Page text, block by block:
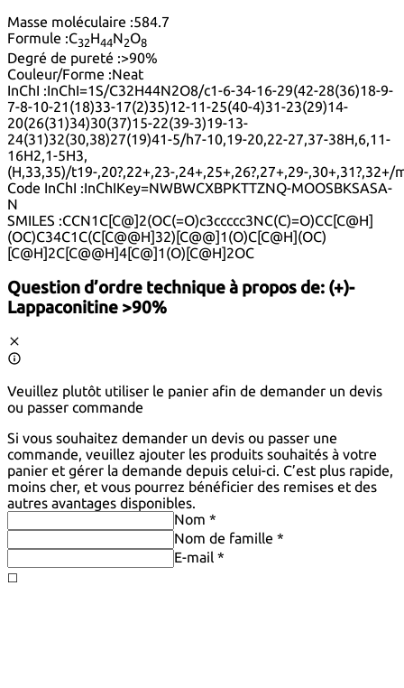
Masse moléculaire :584.7
Formule :C32H44N2O8
Degré de pureté :>90%
Couleur/Forme :Neat
InChI :InChI=1S/C32H44N2O8/c1-6-34-16-29(42-28(36)18-9-
7-8-10-21(18)33-17(2)35)12-11-25(40-4)31-23(29)14-
20(26(31)34)30(37)15-22(39-3)19-13-
24(31)32(30,38)27(19)41-5/h7-10,19-20,22-27,37-38H,6,11-
16H2,1-5H3,
(H,33,35)/t19-,20?,22+,23-,24+,25+,26?,27+,29-,30+,31?,32+/
Code InChI :InChIKey=NWBWCXBPKTTZNQ-MOOSBKSASA-
N
SMILES :CCN1C[C@]2(OC(=O)c3ccccc3NC(C)=O)CC[C@H]
(OC)C34C1C(C[C@@H]32)[C@@]1(O)C[C@H](OC)
[C@H]2C[C@@H]4[C@]1(O)[C@H]2OC
Question d’ordre technique à propos de: (+)-
Lappaconitine >90%
Veuillez plutôt utiliser le panier afin de demander un devis
ou passer commande
Si vous souhaitez demander un devis ou passer une
commande, veuillez ajouter les produits souhaités à votre
panier et gérer la demande depuis celui-ci. C’est plus rapide,
moins cher, et vous pourrez bénéficier des remises et des
autres avantages disponibles.
Nom *
Nom de famille *
E-mail *
◻️